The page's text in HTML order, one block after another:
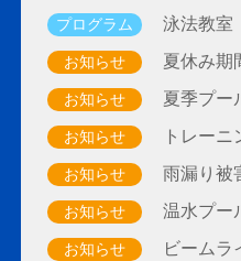
プログラム 泳法教室
お知らせ 夏休み期
お知らせ 夏季プー
お知らせ トレー
お知らせ 雨漏り被
お知らせ 温水プー
お知らせ ビームラ